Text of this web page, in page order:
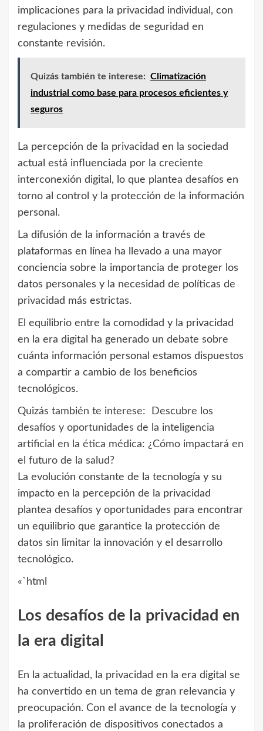
implicaciones para la privacidad individual, con
regulaciones y medidas de seguridad en
constante revisión.
Quizás también te interese: Climatización
industrial como base para procesos eficientes y
seguros
La percepción de la privacidad en la sociedad
actual está influenciada por la creciente
interconexión digital, lo que plantea desafíos en
torno al control y la protección de la información
personal.
La difusión de la información a través de
plataformas en línea ha llevado a una mayor
conciencia sobre la importancia de proteger los
datos personales y la necesidad de políticas de
privacidad más estrictas.
El equilibrio entre la comodidad y la privacidad
en la era digital ha generado un debate sobre
cuánta información personal estamos dispuestos
a compartir a cambio de los beneficios
tecnológicos.
Quizás también te interese:
Descubre los
desafíos y oportunidades de la inteligencia
artificial en la ética médica: ¿Cómo impactará en
el futuro de la salud?
La evolución constante de la tecnología y su
impacto en la percepción de la privacidad
plantea desafíos y oportunidades para encontrar
un equilibrio que garantice la protección de
datos sin limitar la innovación y el desarrollo
tecnológico.
«`html
Los desafíos de la privacidad en
la era digital
En la actualidad, la privacidad en la era digital se
ha convertido en un tema de gran relevancia y
preocupación. Con el avance de la tecnología y
la proliferación de dispositivos conectados a